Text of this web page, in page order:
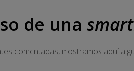
de una
comentadas, mostramos aquí